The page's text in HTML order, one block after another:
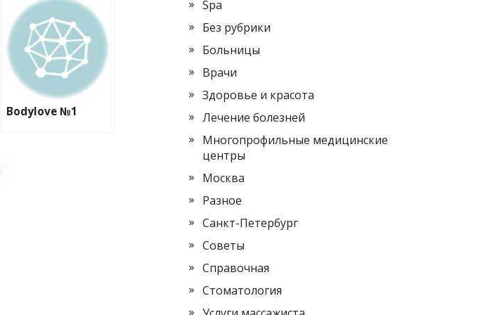
Bodylove №1
Spa
Без рубрики
Больницы
Врачи
Здоровье и красота
Лечение болезней
Многопрофильные медицинские
центры
Москва
Разное
Санкт-Петербург
Советы
Справочная
Стоматология